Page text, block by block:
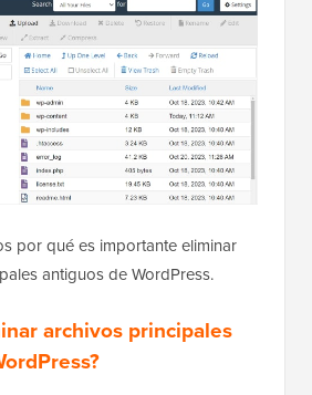
por qué es importante eliminar
antiguos de WordPress.
archivos principales